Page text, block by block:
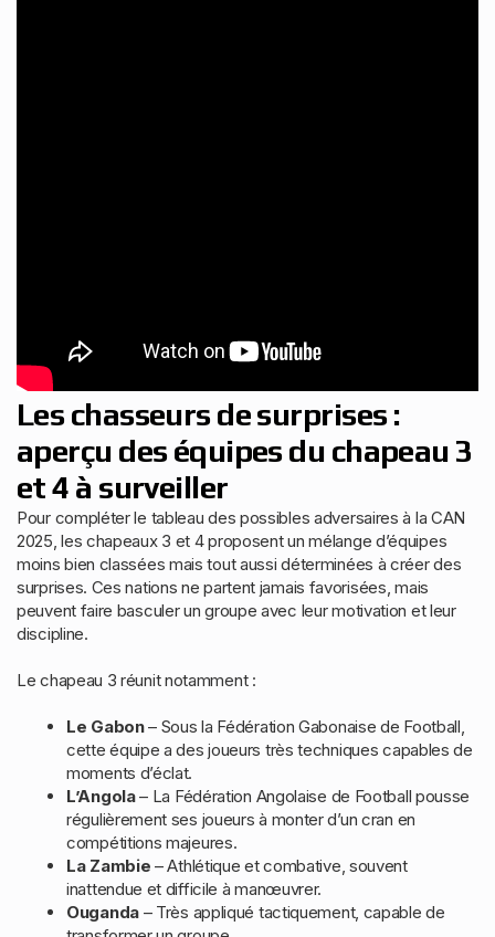
Les chasseurs de surprises :
aperçu des équipes du chapeau 3
et 4 à surveiller
Pour compléter le tableau des possibles adversaires à la CAN
2025, les chapeaux 3 et 4 proposent un mélange d’équipes
moins bien classées mais tout aussi déterminées à créer des
surprises. Ces nations ne partent jamais favorisées, mais
peuvent faire basculer un groupe avec leur motivation et leur
discipline.
Le chapeau 3 réunit notamment :
Le Gabon– Sous la Fédération Gabonaise de Football,
cette équipe a des joueurs très techniques capables de
moments d’éclat.
L’Angola– La Fédération Angolaise de Football pousse
régulièrement ses joueurs à monter d’un cran en
compétitions majeures.
La Zambie – Athlétique et combative, souvent
inattendue et difficile à manœuvrer.
Ouganda– Très appliqué tactiquement, capable de